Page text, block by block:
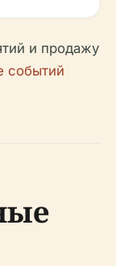
и продажу
событий